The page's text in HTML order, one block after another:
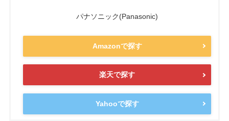
パナソニック(Panasonic)
Amazonで探す
楽天で探す
Yahooで探す